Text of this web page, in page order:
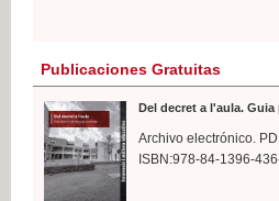
Publicaciones Gratuitas
Del decret a l'aula.
Archivo electrónico.
ISBN:978-84-1396-